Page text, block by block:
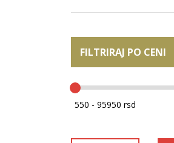
FILTRIRAJ PO CENI